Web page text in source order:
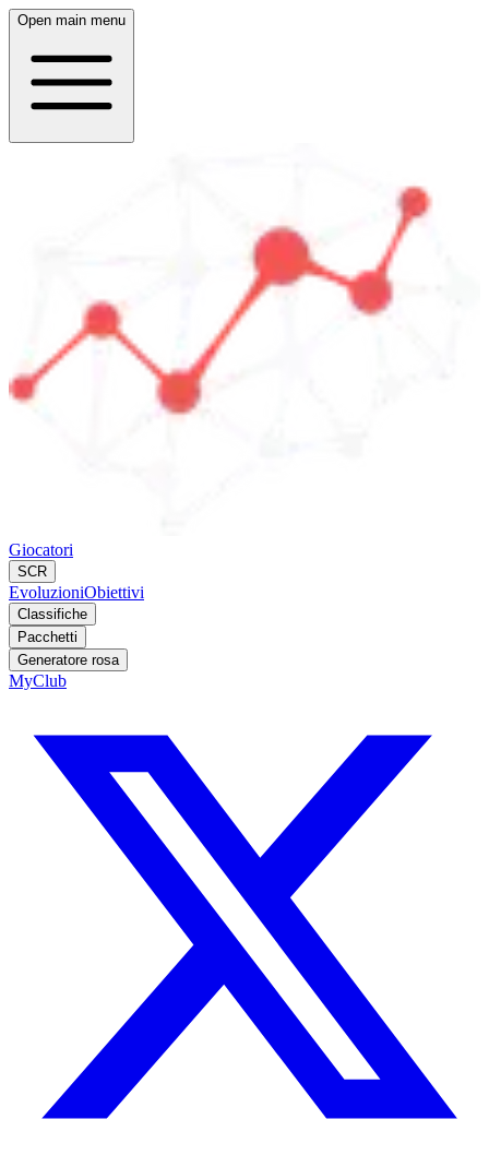
Open main menu
Giocatori
SCR
EvoluzioniObiettivi
Classifiche
Pacchetti
Generatore rosa
MyClub